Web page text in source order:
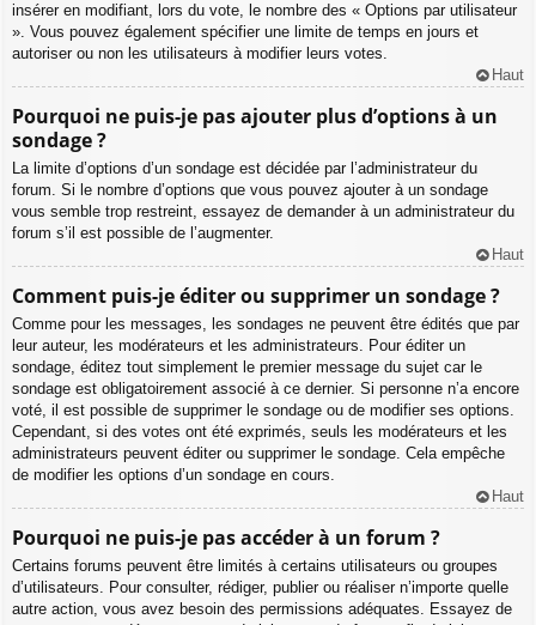
insérer en modifiant, lors du vote, le nombre des « Options par utilisateur
». Vous pouvez également spécifier une limite de temps en jours et
autoriser ou non les utilisateurs à modifier leurs votes.
Haut
Pourquoi ne puis-je pas ajouter plus d’options à un
sondage ?
La limite d’options d’un sondage est décidée par l’administrateur du
forum. Si le nombre d’options que vous pouvez ajouter à un sondage
vous semble trop restreint, essayez de demander à un administrateur du
forum s’il est possible de l’augmenter.
Haut
Comment puis-je éditer ou supprimer un sondage ?
Comme pour les messages, les sondages ne peuvent être édités que par
leur auteur, les modérateurs et les administrateurs. Pour éditer un
sondage, éditez tout simplement le premier message du sujet car le
sondage est obligatoirement associé à ce dernier. Si personne n’a encore
voté, il est possible de supprimer le sondage ou de modifier ses options.
Cependant, si des votes ont été exprimés, seuls les modérateurs et les
administrateurs peuvent éditer ou supprimer le sondage. Cela empêche
de modifier les options d’un sondage en cours.
Haut
Pourquoi ne puis-je pas accéder à un forum ?
Certains forums peuvent être limités à certains utilisateurs ou groupes
d’utilisateurs. Pour consulter, rédiger, publier ou réaliser n’importe quelle
autre action, vous avez besoin des permissions adéquates. Essayez de